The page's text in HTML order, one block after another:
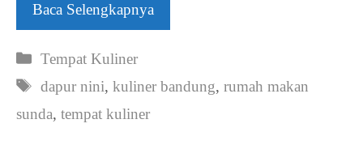
Baca Selengkapnya
Kategori
Tempat Kuliner
Tag
dapur nini,kuliner bandung,rumah makan
sunda, tempat kuliner